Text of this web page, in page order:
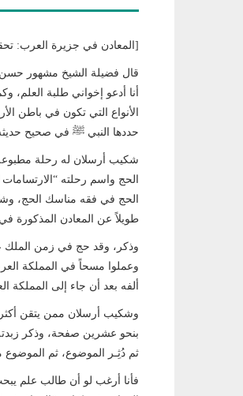
[المعادن في جزيرة العرب:
قال فضيلة الشيخ مشهور
أنا أدعو إخواني طلبة العلم،
الأنواع التي تكون في باطن
حددها النبي ﷺ في صحيح
شكيب أرسلان له رحلة مطبوعة،
الحج واسم رحلته
الحج في فقه مناسك الحج،
طويلاً عن المعادن المذكورة
وذكر، وقد حج في زمن الملك
وعملوا مسحاً في المملكة
ألفه بعد أن جاء إلى المملكة
وشكيب أرسلان ممن يتقن أكثر
بنحو عشرين صفحة، وذكر
ثم دُثِـر الموضوع، ثم
فأنا أرغب لو أن طالب علم